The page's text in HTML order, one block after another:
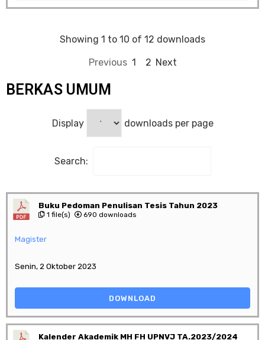
Showing 1 to 10 of 12 downloads
Previous 1 2 Next
BERKAS UMUM
Display downloads per page
Search:
Buku Pedoman Penulisan Tesis Tahun 2023
1 file(s) 690 downloads
Magister
Senin, 2 Oktober 2023
DOWNLOAD
Kalender Akademik MH FH UPNVJ TA.2023/2024